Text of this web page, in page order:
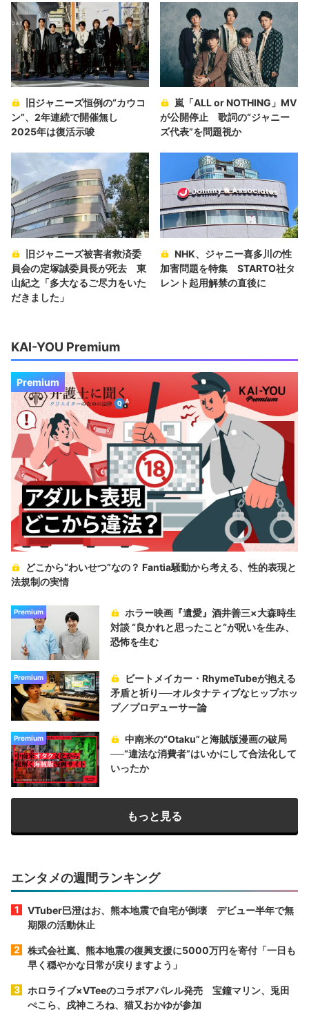
旧ジャニーズ恒例の“カウコ
ン”、2年連続で開催無し
2025年は復活示唆
嵐「ALL or NOTHING」MV
が公開停止 歌詞の“ジャニー
ズ代表”を問題視か
旧ジャニーズ被害者救済委
員会の定塚誠委員長が死去 東
山紀之「多大なるご尽力をいた
だきました」
NHK、ジャニー喜多川の性
加害問題を特集 STARTO社タ
レント起用解禁の直後に
KAI-YOU Premium
Premium
どこから“わいせつ”なの？ Fantia騒動から考える、性的表現と
法規制の実情
Premium
ホラー映画『遺愛』酒井善三×大森時生
対談 “良かれと思ったこと“が呪いを生み、
恐怖を生む
Premium
ビートメイカー・RhymeTubeが抱える
矛盾と祈り──オルタナティブなヒップホッ
プ／プロデューサー論
Premium
中南米の“Otaku”と海賊版漫画の破局
──“違法な消費者”はいかにして合法化して
いったか
もっと見る
エンタメの週間ランキング
VTuber巳澄はお、熊本地震で自宅が倒壊 デビュー半年で無
期限の活動休止
株式会社嵐、熊本地震の復興支援に5000万円を寄付「一日も
早く穏やかな日常が戻りますよう」
ホロライブ×VTeeのコラボアパレル発売 宝鐘マリン、兎田
ぺこら、戌神ころね、猫又おかゆが参加